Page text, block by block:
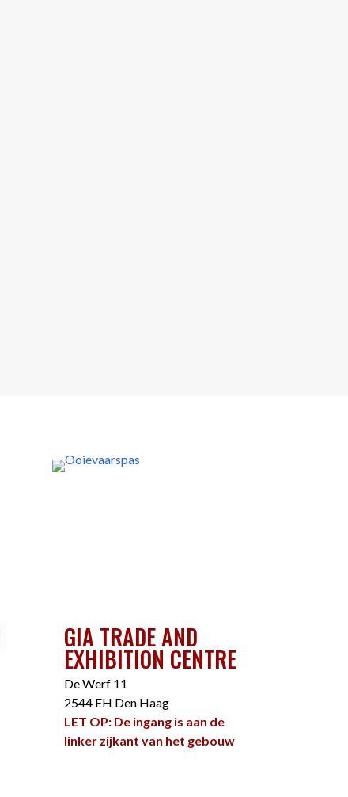
GIA TRADE AND
EXHIBITION CENTRE
De Werf 11
2544 EH Den Haag
LET OP: De ingang is aan de
linker zijkant van het gebouw